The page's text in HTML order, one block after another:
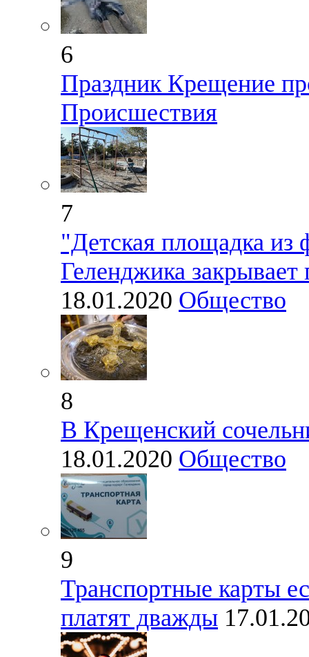
6
Праздник Крещение
Происшествия
7
"Детская площадка из
Геленджика
18.01.2020 Общество
8
В Крещенский
18.01.2020 Общество
9
Транспортные карты
платят дважды